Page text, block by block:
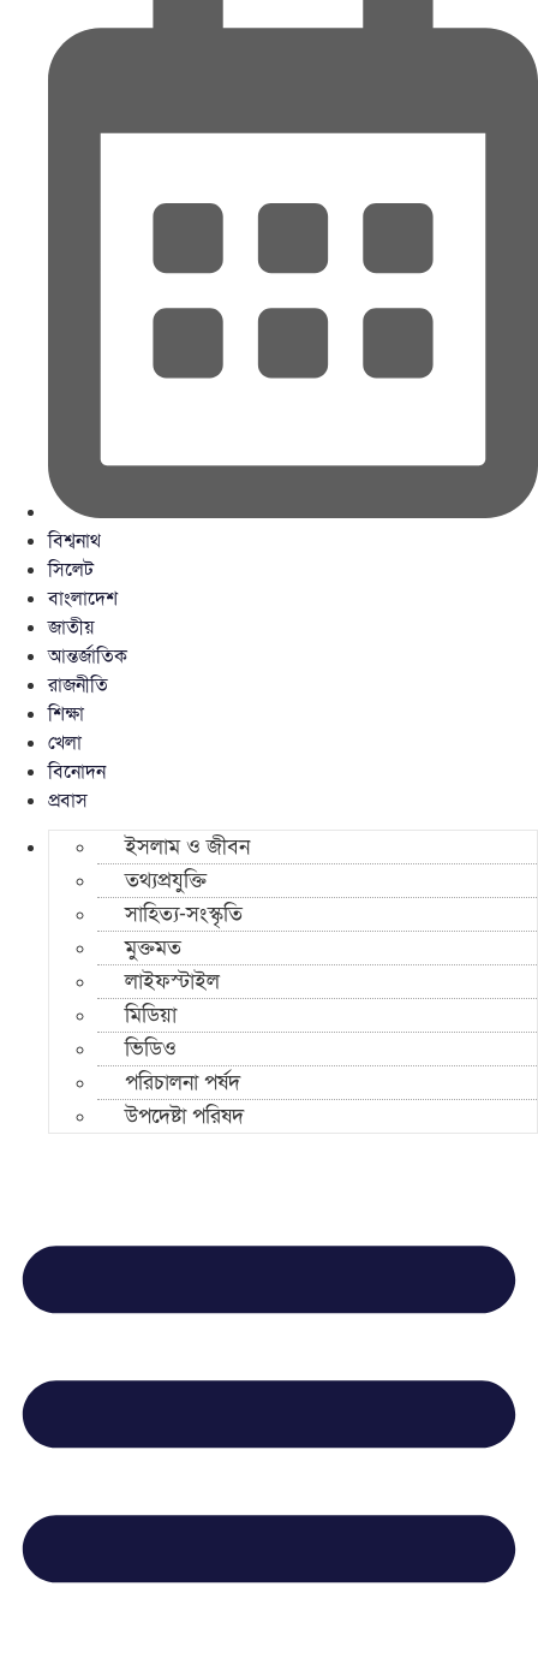
বিশ্বনাথ
সিলেট
বাংলাদেশ
জাতীয়
আন্তর্জাতিক
রাজনীতি
শিক্ষা
খেলা
বিনোদন
প্রবাস
ইসলাম ও জীবন
তথ্যপ্রযুক্তি
সাহিত্য-সংস্কৃতি
মুক্তমত
লাইফস্টাইল
মিডিয়া
ভিডিও
পরিচালনা পর্ষদ
উপদেষ্টা পরিষদ